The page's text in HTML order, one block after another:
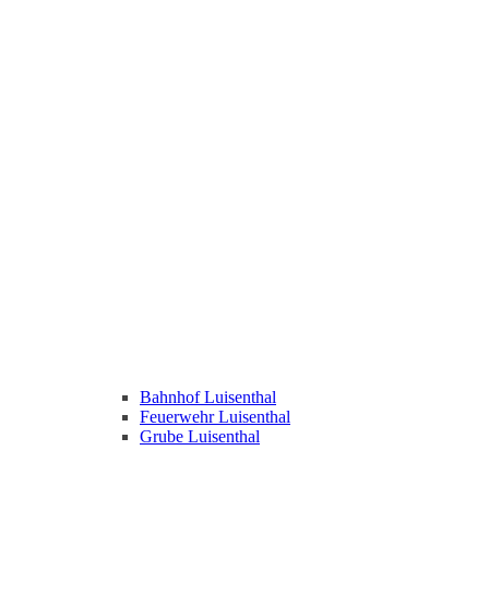
Bahnhof Luisenthal
Feuerwehr Luisenthal
Grube Luisenthal